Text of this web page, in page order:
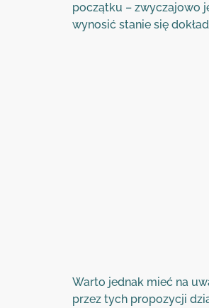
początku – zwyczajowo
wynosić stanie się
Warto jednak mieć na
przez tych propozycji